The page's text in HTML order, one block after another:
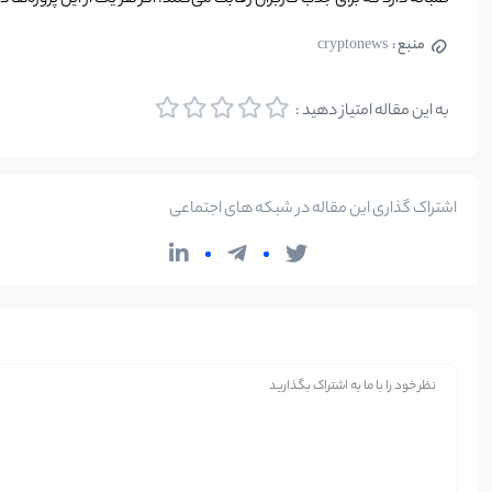
منبع : cryptonews
به این مقاله امتیاز دهید :
اشتراک گذاری این مقاله در شبکه های اجتماعی